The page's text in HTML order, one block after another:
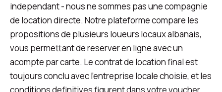
independant - nous ne sommes pas une compagnie
de location directe. Notre plateforme compare les
propositions de plusieurs loueurs locaux albanais,
vous permettant de reserver en ligne avec un
acompte par carte. Le contrat de location final est
toujours conclu avec l'entreprise locale choisie, et les